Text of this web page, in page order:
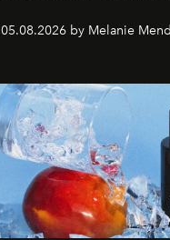
05.08.2026 by Melanie